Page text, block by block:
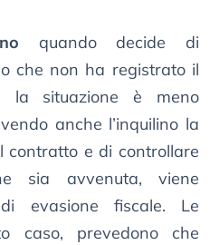
quando decide di
che non ha registrato il
la situazione è meno
anche l’inquilino la
contratto e di controllare
sia avvenuta, viene
evasione fiscale. Le
caso, prevedono che